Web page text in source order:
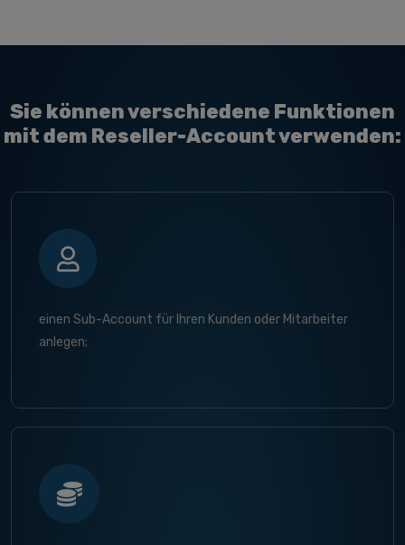
Sie können verschiedene Funktionen
mit dem Reseller-Account verwenden:
einen Sub-Account für Ihren Kunden oder Mitarbeiter
anlegen;